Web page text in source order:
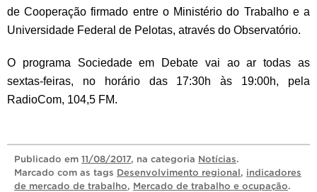
de Cooperação firmado entre o Ministério do Trabalho e a
Universidade Federal de Pelotas, através do Observatório.
O programa Sociedade em Debate vai ao ar todas as
sextas-feiras, no horário das 17:30h às 19:00h, pela
RadioCom, 104,5 FM.
Publicado em 11/08/2017, na categoria Notícias.
Marcado com as tags Desenvolvimento regional, indicadores
de mercado de trabalho, Mercado de trabalho e ocupação.